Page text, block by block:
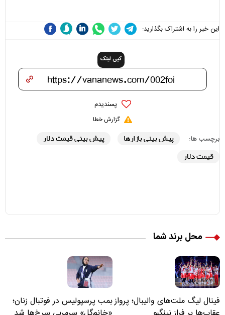
این خبر را به اشتراک بگذارید:
کپی لینک
پسندیدم
گزارش خطا
برچسب ها: پیش بینی بازارها
پیش بینی قیمت دلار
قیمت دلار
محل برند شما
فینال لیگ ملت‌های والیبال؛ پروازبمب پرسپولیس در فوتبال زنان؛